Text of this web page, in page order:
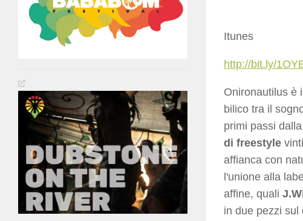
Itunes
http://bit.ly/
Onironautilus è
bilico tra il
primi passi
di freestyle
affianca con
l'unione alla
affine, quali
in due pezzi sul